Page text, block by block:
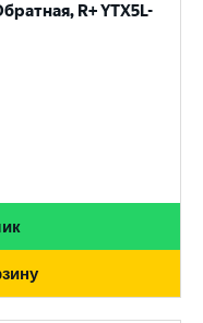
R+ YTX5L-